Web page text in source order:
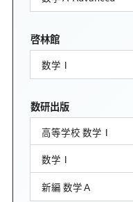
啓林館
数学Ⅰ
数研出版
高等学校 数学Ⅰ
数学Ⅰ
新編 数学Ａ